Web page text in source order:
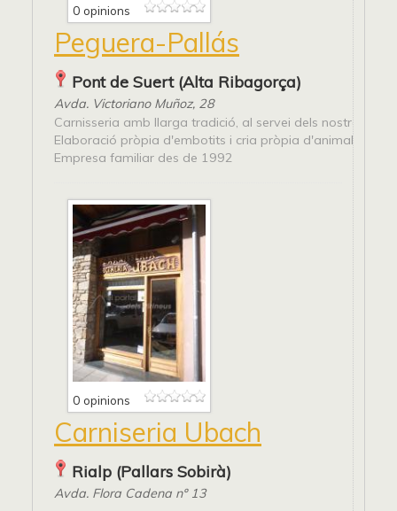
0 opinions
Peguera-Pallás
Pont de Suert (Alta Ribagorça)
Avda. Victoriano Muñoz, 28
Carnisseria amb llarga tradició, al servei dels nostres
Elaboració pròpia d'embotits i cria pròpia d'animals Fem
Empresa familiar des de 1992
0 opinions
Carniseria Ubach
Rialp (Pallars Sobirà)
Avda. Flora Cadena nº 13